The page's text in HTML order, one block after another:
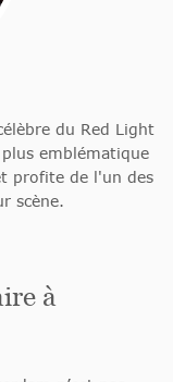
du Red Light
emblématique
profite de l'un des
scène.
à